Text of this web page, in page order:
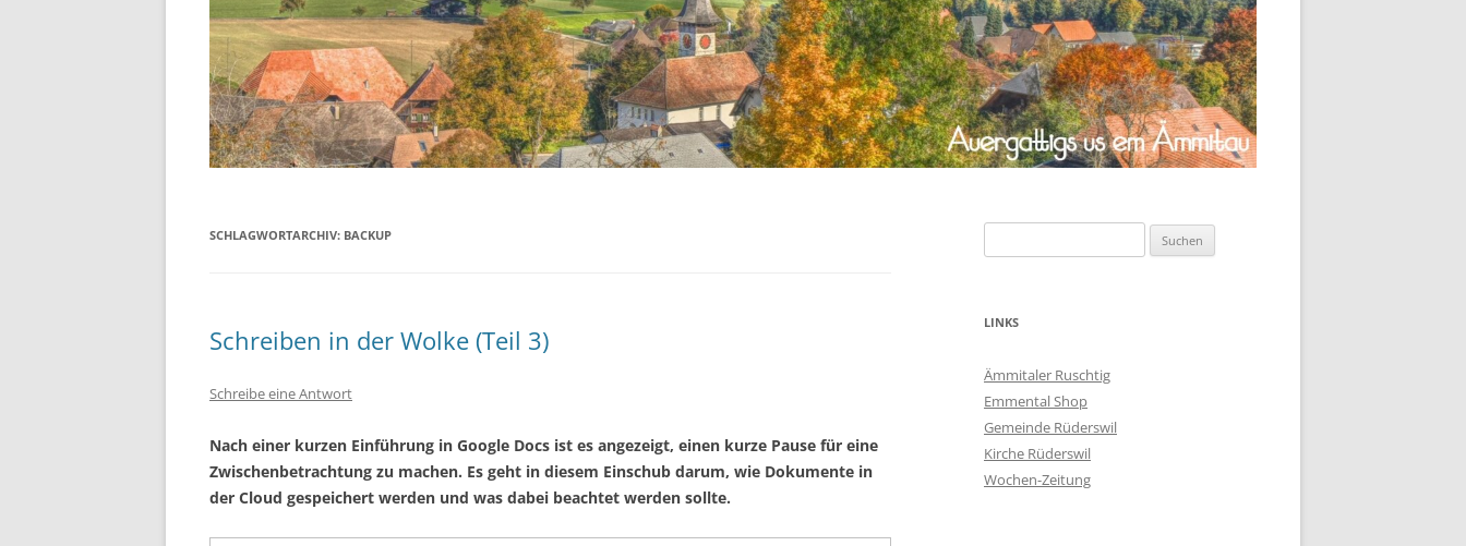
SCHLAGWORTARCHIV: BACKUP
Schreiben in der Wolke (Teil 3)
Schreibe eine Antwort
Nach einer kurzen Einführung in Google Docs ist es angezeigt, einen kurze Pause für eine
Zwischenbetrachtung zu machen. Es geht in diesem Einschub darum, wie Dokumente in
der Cloud gespeichert werden und was dabei beachtet werden sollte.
nach:
LINKS
Ämmitaler Ruschtig
Emmental Shop
Gemeinde Rüderswil
Kirche Rüderswil
Wochen-Zeitung